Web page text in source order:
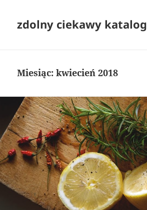
zdolny ciekawy katalog
Miesiąc:kwiecień 2018